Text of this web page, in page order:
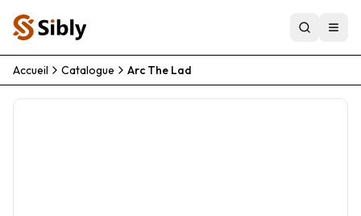
Accueil Catalogue Arc The Lad